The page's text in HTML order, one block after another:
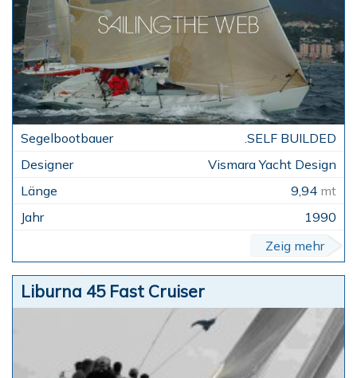
.SELF BUILDED
Vismara Yacht Design
9,94 mt
1990
Zeig mehr
Liburna 45 Fast Cruiser